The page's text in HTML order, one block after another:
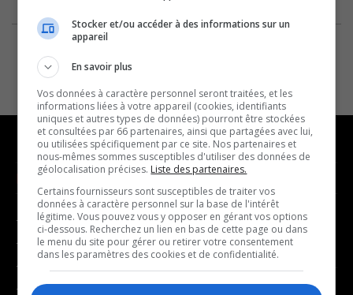
NOUVELLES
- Affaires municipales
- Communauté / Social
- Culture
- Économie
MUSIQUE
- Décompte franco
- Joué récemment
BALADOS
Stocker et/ou accéder à des informations sur un
appareil
En savoir plus
Vos données à caractère personnel seront traitées, et les
informations liées à votre appareil (cookies, identifiants
uniques et autres types de données) pourront être stockées
et consultées par 66 partenaires, ainsi que partagées avec lui,
ou utilisées spécifiquement par ce site. Nos partenaires et
nous-mêmes sommes susceptibles d'utiliser des données de
géolocalisation précises. Liste des partenaires.
Certains fournisseurs sont susceptibles de traiter vos
données à caractère personnel sur la base de l'intérêt
légitime. Vous pouvez vous y opposer en gérant vos options
ci-dessous. Recherchez un lien en bas de cette page ou dans
le menu du site pour gérer ou retirer votre consentement
dans les paramètres des cookies et de confidentialité.